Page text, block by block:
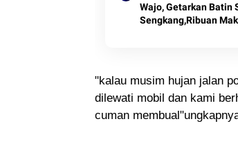
Wajo, Getarkan Batin
Sengkang,Ribuan
"kalau musim hujan jalan
dilewati mobil dan kami
cuman